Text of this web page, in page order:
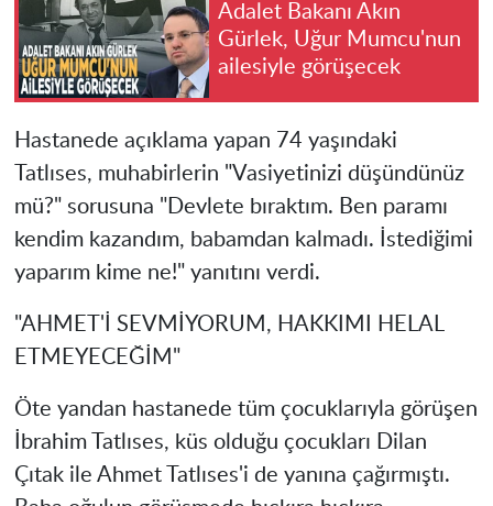
Adalet Bakanı Akın
Gürlek, Uğur Mumcu'nun
ailesiyle görüşecek
Hastanede açıklama yapan 74 yaşındaki
Tatlıses, muhabirlerin "Vasiyetinizi düşündünüz
mü?" sorusuna "Devlete bıraktım. Ben paramı
kendim kazandım, babamdan kalmadı. İstediğimi
yaparım kime ne!" yanıtını verdi.
"AHMET'İ SEVMİYORUM, HAKKIMI HELAL
ETMEYECEĞİM"
Öte yandan hastanede tüm çocuklarıyla görüşen
İbrahim Tatlıses, küs olduğu çocukları Dilan
Çıtak ile Ahmet Tatlıses'i de yanına çağırmıştı.